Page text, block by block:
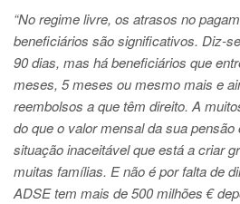
“No regime livre, os atrasos no
beneficiários são significativos. Diz-
90 dias, mas há beneficiários que
meses, 5 meses ou mesmo mais e
reembolsos a que têm direito. A
do que o valor mensal da sua
situação inaceitável que está a criar
muitas famílias. E não é por falta de
ADSE tem mais de 500 milhões €